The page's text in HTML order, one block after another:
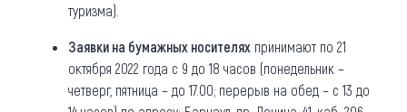
туризма).
Заявки на бумажных носителях принимают по 21
октября 2022 года с 9 до 18 часов (понедельник –
четверг, пятница – до 17.00; перерыв на обед – с 13 до